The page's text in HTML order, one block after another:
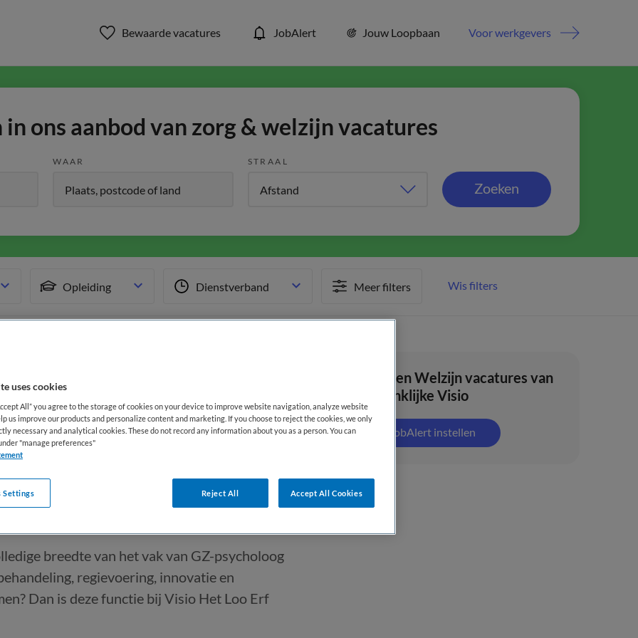
Bewaarde vacatures JobAlert Jouw Loopbaan Voor werkgevers
ons aanbod van zorg & welzijn vacatures
WAAR STRAAL
Zoeken
Opleiding Dienstverband Meer filters Wis filters
Zorg en Welzijn vacatures van
Koninklijke Visio
JobAlert instellen
breedte van het vak van GZ-psycholoog
regievoering, innovatie en
Dan is deze functie bij Visio Het Loo Erf
uses cookies
All” you agree to the storage of cookies on your device to improve website navigation, analyze website
us improve our products and personalize content and marketing. If you choose to reject the cookies, we only
necessary and analytical cookies. These do not record any information about you as a person. You can
"manage preferences"
Reject All Accept All Cookies
Settings